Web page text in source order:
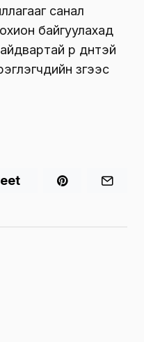
санал
байгуулахад
үр дүнтэй
зүгээс